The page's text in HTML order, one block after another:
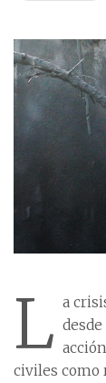
L a
desde
civiles como